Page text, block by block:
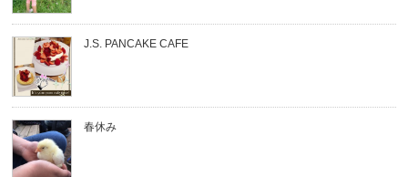
J.S. PANCAKE CAFE
春休み